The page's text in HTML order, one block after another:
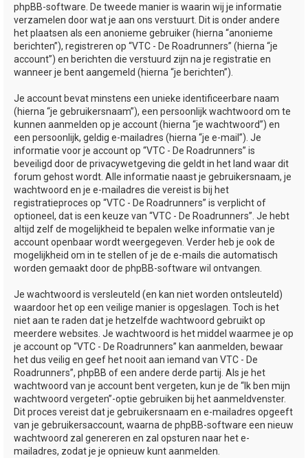
phpBB-software. De tweede manier is waarin wij je informatie
verzamelen door wat je aan ons verstuurt. Dit is onder andere
het plaatsen als een anonieme gebruiker (hierna “anonieme
berichten”), registreren op “VTC - De Roadrunners” (hierna “je
account”) en berichten die verstuurd zijn na je registratie en
wanneer je bent aangemeld (hierna “je berichten”).
Je account bevat minstens een unieke identificeerbare naam
(hierna “je gebruikersnaam”), een persoonlijk wachtwoord om te
kunnen aanmelden op je account (hierna “je wachtwoord”) en
een persoonlijk, geldig e-mailadres (hierna “je e-mail”). Je
informatie voor je account op “VTC - De Roadrunners” is
beveiligd door de privacywetgeving die geldt in het land waar dit
forum gehost wordt. Alle informatie naast je gebruikersnaam, je
wachtwoord en je e-mailadres die vereist is bij het
registratieproces op “VTC - De Roadrunners” is verplicht of
optioneel, dat is een keuze van “VTC - De Roadrunners”. Je hebt
altijd zelf de mogelijkheid te bepalen welke informatie van je
account openbaar wordt weergegeven. Verder heb je ook de
mogelijkheid om in te stellen of je de e-mails die automatisch
worden gemaakt door de phpBB-software wil ontvangen.
Je wachtwoord is versleuteld (en kan niet worden ontsleuteld)
waardoor het op een veilige manier is opgeslagen. Toch is het
niet aan te raden dat je hetzelfde wachtwoord gebruikt op
meerdere websites. Je wachtwoord is het middel waarmee je op
je account op “VTC - De Roadrunners” kan aanmelden, bewaar
het dus veilig en geef het nooit aan iemand van VTC - De
Roadrunners”, phpBB of een andere derde partij. Als je het
wachtwoord van je account bent vergeten, kun je de “Ik ben mijn
wachtwoord vergeten”-optie gebruiken bij het aanmeldvenster.
Dit proces vereist dat je gebruikersnaam en e-mailadres opgeeft
van je gebruikersaccount, waarna de phpBB-software een nieuw
wachtwoord zal genereren en zal opsturen naar het e-
mailadres, zodat je je opnieuw kunt aanmelden.